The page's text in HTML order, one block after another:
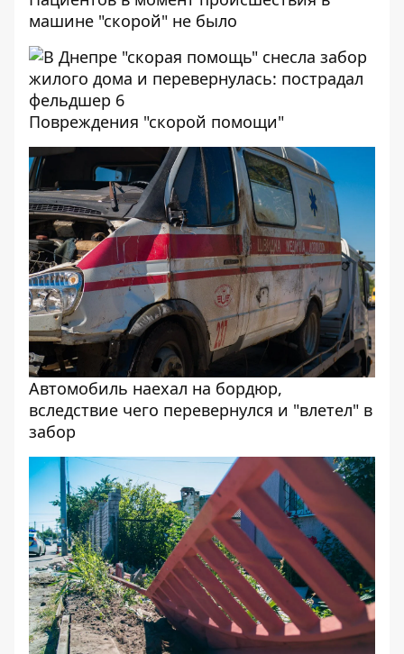
машине "скорой" не было
Повреждения "скорой помощи"
Автомобиль наехал на бордюр,
вследствие чего перевернулся и "влетел" в
забор